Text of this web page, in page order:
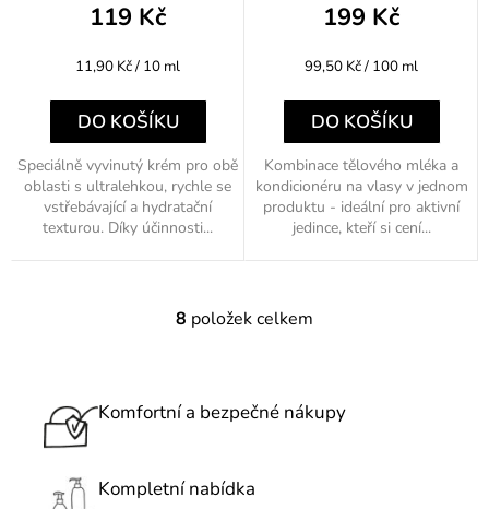
119 Kč
Měrná
11,90 Kč / 10 ml
DO KOŠÍKU
Speciálně vyvinutý krém pro obě
oblasti s ultralehkou, rychle se
vstřebávající a hydratační
texturou. Díky účinnosti...
199 Kč
Měrná
99,50 Kč / 100 ml
DO KOŠÍKU
Kombinace tělového mléka a
kondicionéru na vlasy v jednom
produktu - ideální pro aktivní
jedince, kteří si cení...
O
á
c
8 položek celkem
Komfortní a bezpečné nákupy
Kompletní nabídka